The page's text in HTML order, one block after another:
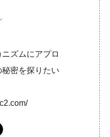
ズムにアプロ
密を探りたい